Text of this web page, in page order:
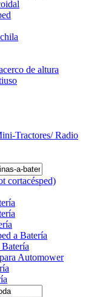
de altura
Tractores/ Radio
cortacésped)
a Batería
Automower